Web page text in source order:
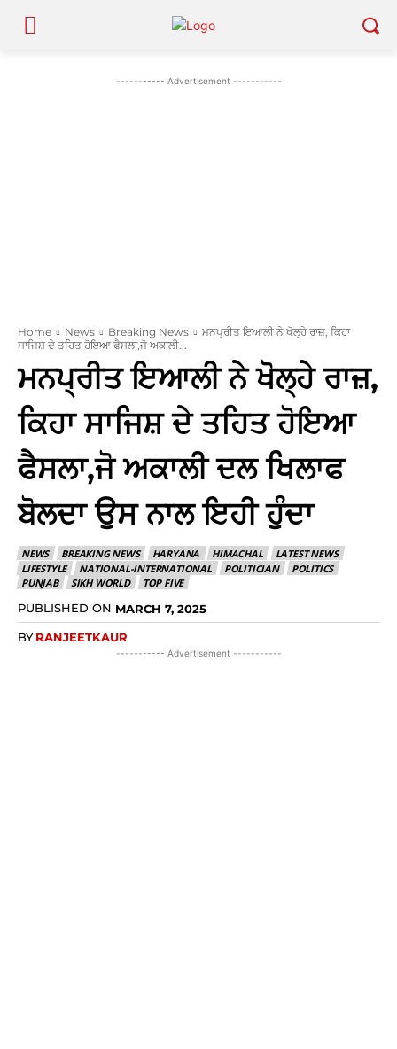
----------- Advertisement -----------
Home News Breaking News
ਮਨਪ੍ਰੀਤ ਇਆਲੀ ਨੇ ਖੋਲ੍ਹੇ ਰਾਜ਼, ਕਿਹਾ
ਸਾਜਿਸ਼ ਦੇ ਤਹਿਤ ਹੋਇਆ ਫੈਸਲਾ,ਜੋ ਅਕਾਲੀ...
ਮਨਪ੍ਰੀਤ ਇਆਲੀ ਨੇ ਖੋਲ੍ਹੇ ਰਾਜ਼,
ਕਿਹਾ ਸਾਜਿਸ਼ ਦੇ ਤਹਿਤ ਹੋਇਆ
ਫੈਸਲਾ,ਜੋ ਅਕਾਲੀ ਦਲ ਖਿਲਾਫ
ਬੋਲਦਾ ਉਸ ਨਾਲ ਇਹੀ ਹੁੰਦਾ
NEWS BREAKING NEWS HARYANA HIMACHAL
LATEST NEWS
LIFESTYLE
NATIONAL-INTERNATIONAL POLITICIAN
POLITICS
PUNJAB
SIKH WORLD TOP FIVE
PUBLISHED ON MARCH 7, 2025
BY RANJEETKAUR
----------- Advertisement -----------